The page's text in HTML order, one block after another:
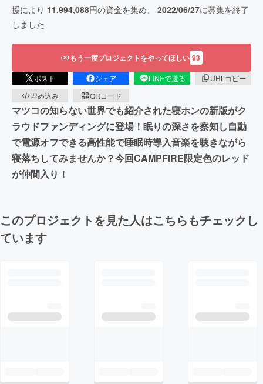
援により 11,994,088円の資金を集め、 2022/06/27に募集を終了
しました
もう一度プロジェクトをやってほしい 93
ポスト シェア LINEで送る
URLコピー
埋め込み
QRコード
マツコの知らない世界でも紹介された寝ホンの新版がク
ラウドファンディングに登場！眠りの深さを察知し自動
で電源オフできる高性能で睡眠時導入音楽を聴きながら
寝落ちしてみませんか？今回CAMPFIRE限定色のレッド
が仲間入り！
このプロジェクトを見た人はこちらもチェックし
ています